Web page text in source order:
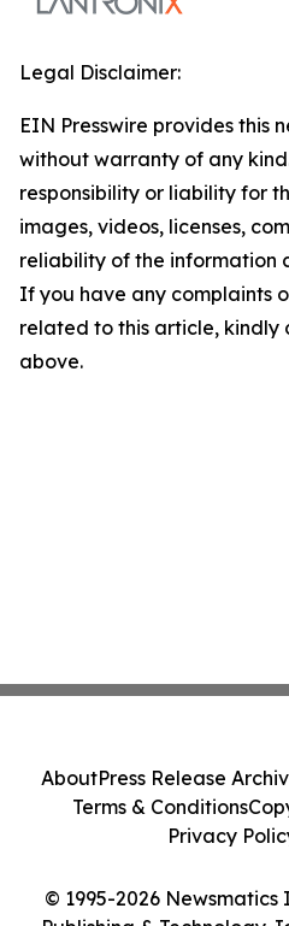
Legal Disclaimer:
EIN Presswire provides this
without warranty of any
responsibility or liability for
images, videos, licenses,
reliability of the information
If you have any complaints
related to this article, kindly
above.
© 1995-2026
AboutPress Release
Terms & Conditions
Privacy